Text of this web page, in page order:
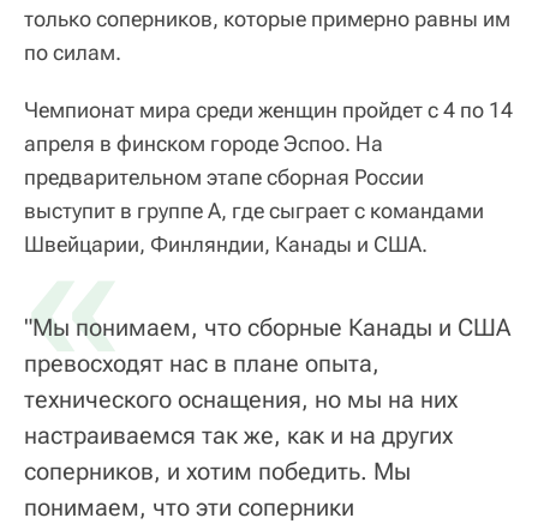
только соперников, которые примерно равны им
по силам.
Чемпионат мира среди женщин пройдет с 4 по 14
апреля в финском городе Эспоо. На
предварительном этапе сборная России
выступит в группе A, где сыграет с командами
Швейцарии, Финляндии, Канады и США.
«
"Мы понимаем, что сборные Канады и США
превосходят нас в плане опыта,
технического оснащения, но мы на них
настраиваемся так же, как и на других
соперников, и хотим победить. Мы
понимаем, что эти соперники